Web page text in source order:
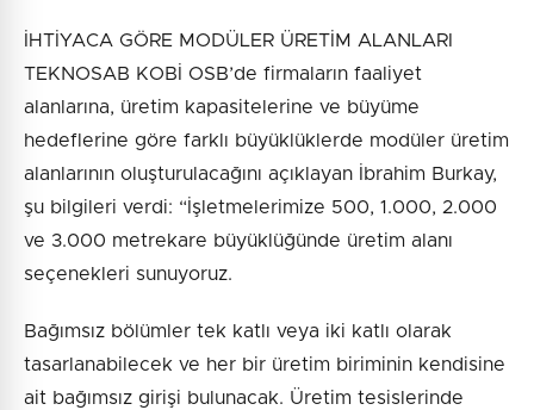
İHTİYACA GÖRE MODÜLER ÜRETİM ALANLARI
TEKNOSAB KOBİ OSB’de firmaların faaliyet
alanlarına, üretim kapasitelerine ve büyüme
hedeflerine göre farklı büyüklüklerde modüler üretim
alanlarının oluşturulacağını açıklayan İbrahim Burkay,
şu bilgileri verdi: “İşletmelerimize 500, 1.000, 2.000
ve 3.000 metrekare büyüklüğünde üretim alanı
seçenekleri sunuyoruz.
Bağımsız bölümler tek katlı veya iki katlı olarak
tasarlanabilecek ve her bir üretim biriminin kendisine
ait bağımsız girişi bulunacak. Üretim tesislerinde